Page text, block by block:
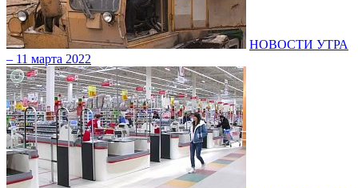
НОВОСТИ УТРА
– 11 марта 2022